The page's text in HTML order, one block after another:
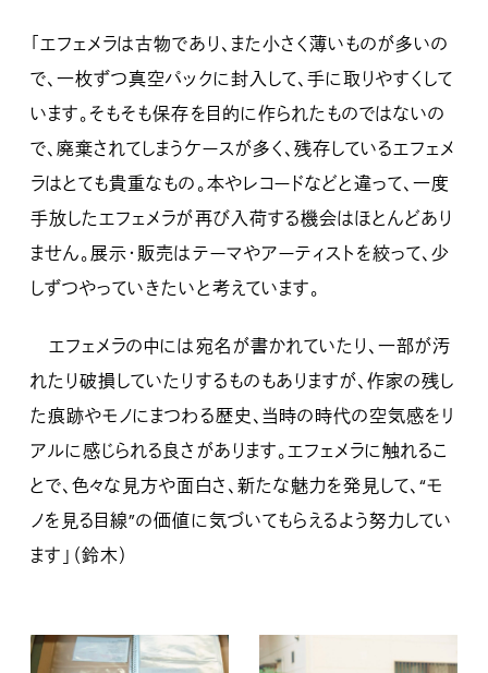
「エフェメラは古物であり、また小さく薄いものが多いの
で、一枚ずつ真空パックに封入して、手に取りやすくして
います。そもそも保存を目的に作られたものではないの
で、廃棄されてしまうケースが多く、残存しているエフェメ
ラはとても貴重なもの。本やレコードなどと違って、一度
手放したエフェメラが再び入荷する機会はほとんどあり
ません。展示・販売はテーマやアーティストを絞って、少
しずつやっていきたいと考えています。
エフェメラの中には宛名が書かれていたり、一部が汚
れたり破損していたりするものもありますが、作家の残し
た痕跡やモノにまつわる歴史、当時の時代の空気感をリ
アルに感じられる良さがあります。エフェメラに触れるこ
とで、色々な見方や面白さ、新たな魅力を発見して、“モ
ノを見る目線”の価値に気づいてもらえるよう努力してい
ます」（鈴木）